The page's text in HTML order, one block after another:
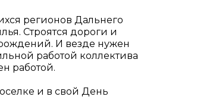
регионов Дальнего
Строятся дороги и
И везде нужен
работой коллектива
работой.
и в свой День